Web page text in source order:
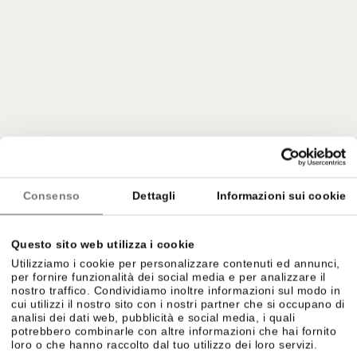
Consenso Dettagli Informazioni sui cookie
Questo sito web utilizza i cookie
Utilizziamo i cookie per personalizzare contenuti ed annunci,
per fornire funzionalità dei social media e per analizzare il
nostro traffico. Condividiamo inoltre informazioni sul modo in
cui utilizzi il nostro sito con i nostri partner che si occupano di
analisi dei dati web, pubblicità e social media, i quali
potrebbero combinarle con altre informazioni che hai fornito
loro o che hanno raccolto dal tuo utilizzo dei loro servizi.
JOIN THE COMMUNITY
Sii tra i primi a ricevere notizie dallo Stroblhof.
Offerte esclusive e aggiornamenti dal nostro
Wine Hotel in Alto Adige ti aspettano.
Compila semplicemente il modulo e iscriviti alla
newsletter: